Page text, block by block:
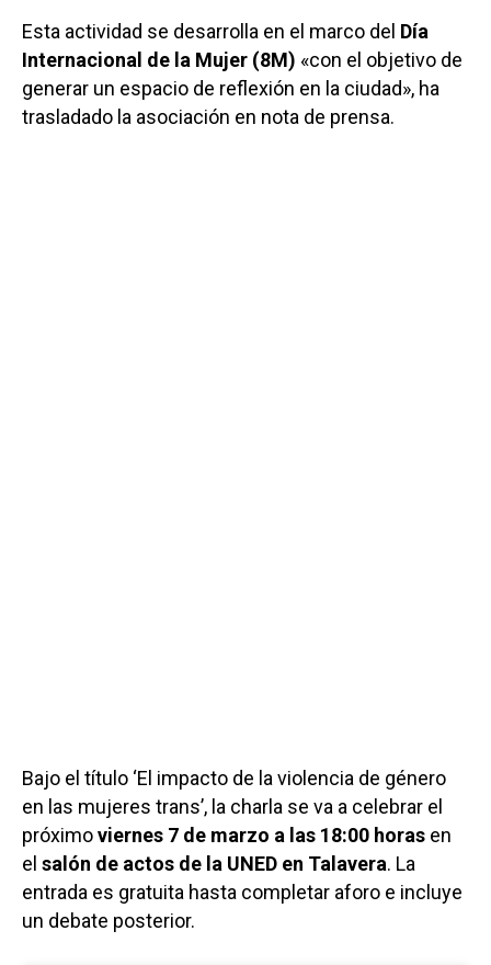
Esta actividad se desarrolla en el marco del Día
Internacional de la Mujer (8M) «con el objetivo de
generar un espacio de reflexión en la ciudad», ha
trasladado la asociación en nota de prensa.
Bajo el título ‘El impacto de la violencia de género
en las mujeres trans’, la charla se va a celebrar el
próximoviernes 7 de marzo a las 18:00 horas en
el salón de actos de la UNED en Talavera. La
entrada es gratuita hasta completar aforo e incluye
un debate posterior.